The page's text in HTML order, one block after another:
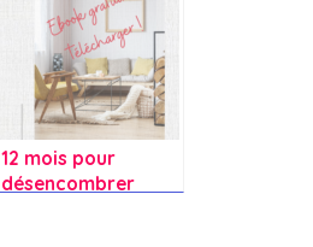
12 mois pour
désencombrer